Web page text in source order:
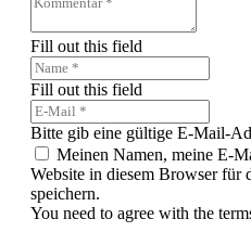
Fill out this field
Fill out this field
Bitte gib eine gültige E-Mail-
Meinen Namen, meine E-
Website in diesem Browser für
speichern.
You need to agree with the